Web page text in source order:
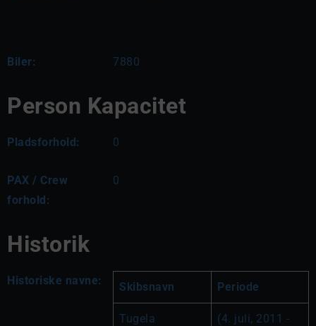
Biler: 7880
Person Kapacitet
Pladsforhold: 0
PAX / Crew
forhold:
0
Historik
Historiske navne: Skibsnavn Periode
Tugela
(4. juli, 2011 -